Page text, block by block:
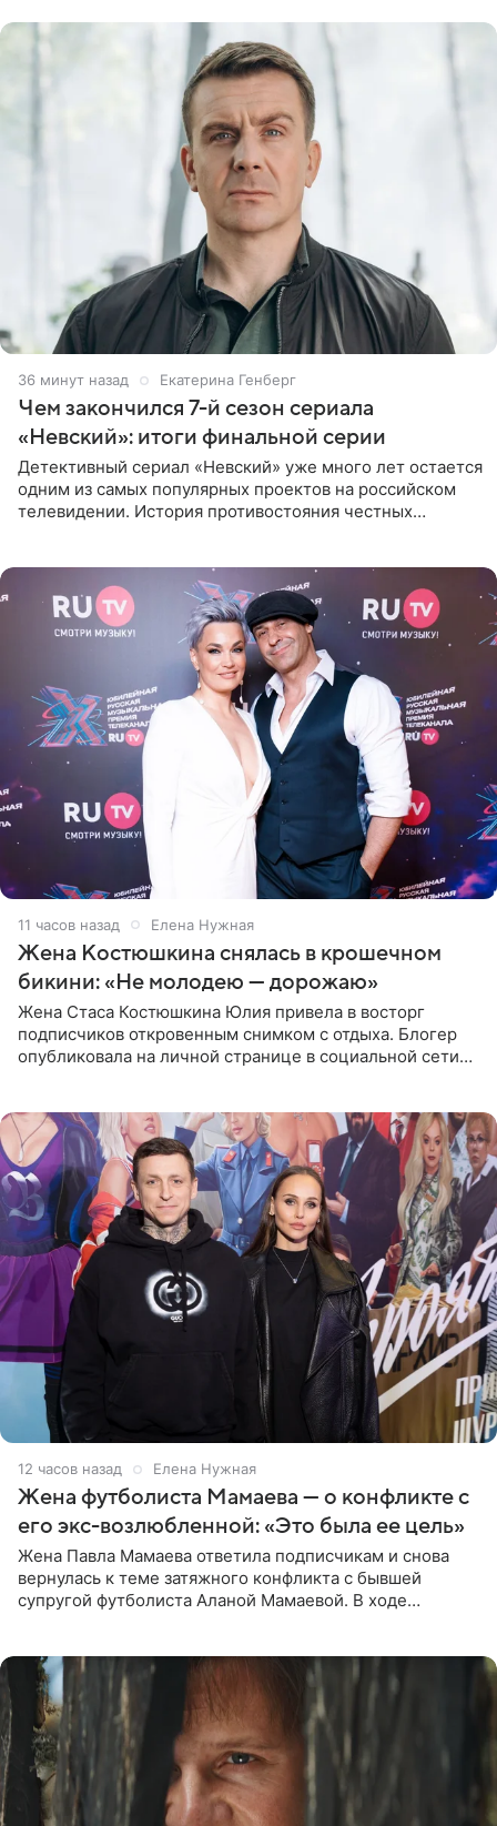
36 минут назад Екатерина Генберг
Чем закончился 7-й сезон сериала
«Невский»: итоги финальной серии
Детективный сериал «Невский» уже много лет остается
одним из самых популярных проектов на российском
телевидении. История противостояния честных
11 часов назад Елена Нужная
Жена Костюшкина снялась в крошечном
бикини: «Не молодею — дорожаю»
Жена Стаса Костюшкина Юлия привела в восторг
подписчиков откровенным снимком с отдыха. Блогер
опубликовала на личной странице в социальной сети
12 часов назад Елена Нужная
Жена футболиста Мамаева — о конфликте с
его экс-возлюбленной: «Это была ее цель»
Жена Павла Мамаева ответила подписчикам и снова
вернулась к теме затяжного конфликта с бывшей
супругой футболиста Аланой Мамаевой. В ходе